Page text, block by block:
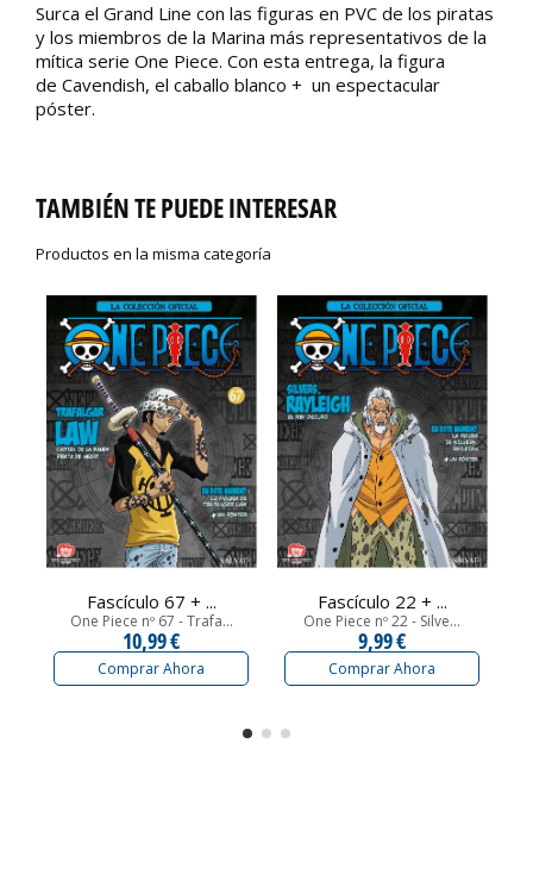
Surca el Grand Line con las figuras en PVC de los piratas
y los miembros de la Marina más representativos de la
mítica serie One Piece. Con esta entrega, la figura
de Cavendish, el caballo blanco + un espectacular
póster.
TAMBIÉN TE PUEDE INTERESAR
Productos en la misma categoría
Fascículo 67 + ...
One Piece nº 67 - Trafa...
10,99 €
Comprar Ahora
Fascículo 22 + ...
One Piece nº 22 - Silve...
9,99 €
Comprar Ahora